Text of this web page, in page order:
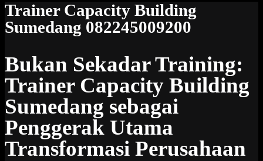
Trainer Capacity Building
Sumedang 082245009200
Bukan Sekadar Training:
Trainer Capacity Building
Sumedang sebagai
Penggerak Utama
Transformasi Perusahaan